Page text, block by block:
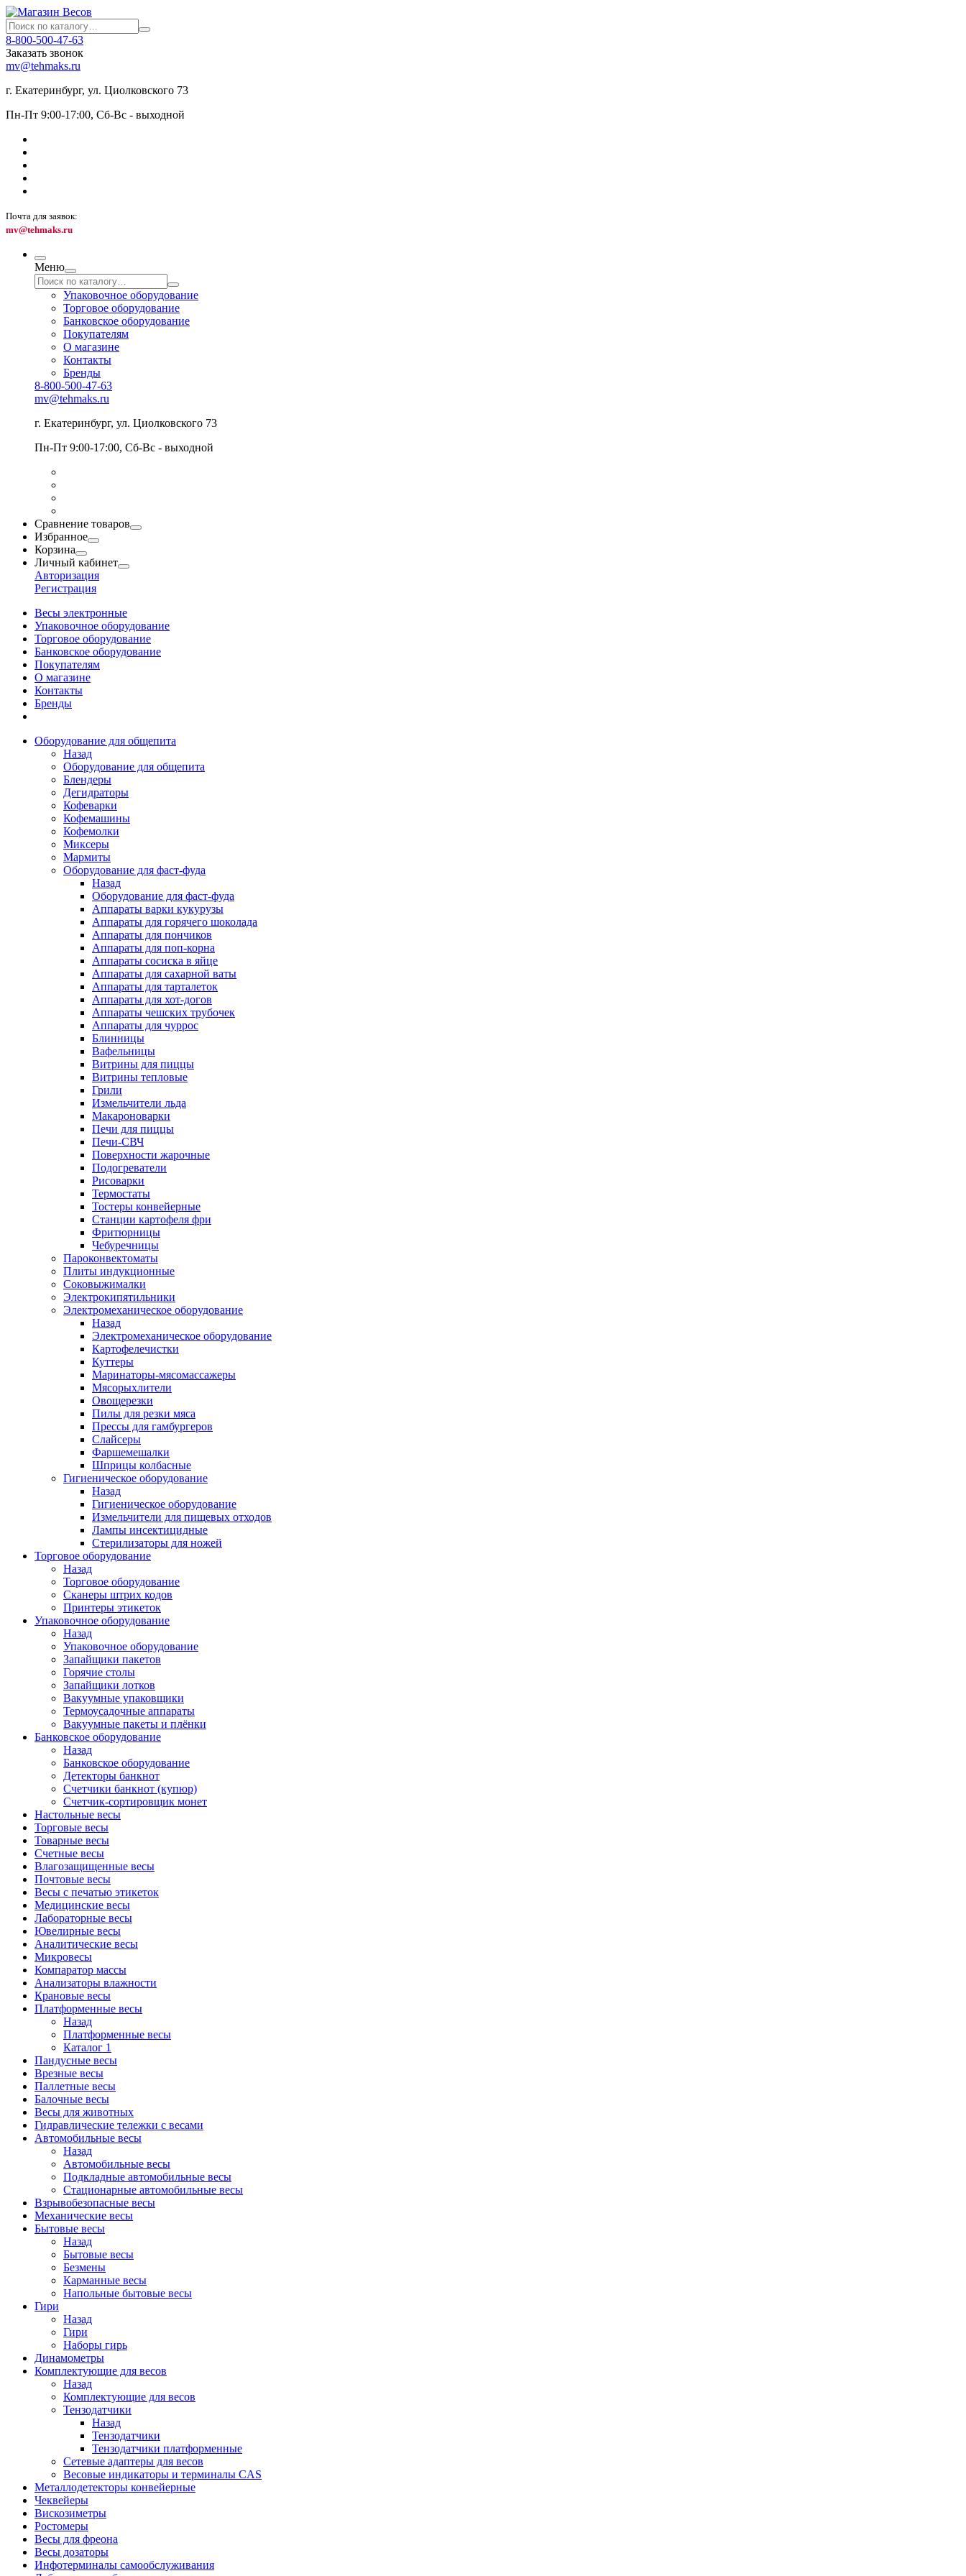
8-800-500-47-63
Заказать звонок
mv@tehmaks.ru
г. Екатеринбург, ул. Циолковского 73
Пн-Пт 9:00-17:00, Сб-Вс - выходной
Почта для заявок:
mv@tehmaks.ru
Меню
Упаковочное оборудование
Торговое оборудование
Банковское оборудование
Покупателям
О магазине
Контакты
Бренды
8-800-500-47-63
mv@tehmaks.ru
г. Екатеринбург, ул. Циолковского 73
Пн-Пт 9:00-17:00, Сб-Вс - выходной
Сравнение товаров
Избранное
Корзина
Личный кабинет
Авторизация
Регистрация
Весы электронные
Упаковочное оборудование
Торговое оборудование
Банковское оборудование
Покупателям
О магазине
Контакты
Бренды
Оборудование для общепита
Назад
Оборудование для общепита
Блендеры
Дегидраторы
Кофеварки
Кофемашины
Кофемолки
Миксеры
Мармиты
Оборудование для фаст-фуда
Назад
Оборудование для фаст-фуда
Аппараты варки кукурузы
Аппараты для горячего шоколада
Аппараты для пончиков
Аппараты для поп-корна
Аппараты сосиска в яйце
Аппараты для сахарной ваты
Аппараты для тарталеток
Аппараты для хот-догов
Аппараты чешских трубочек
Аппараты для чуррос
Блинницы
Вафельницы
Витрины для пиццы
Витрины тепловые
Грили
Измельчители льда
Макароноварки
Печи для пиццы
Печи-СВЧ
Поверхности жарочные
Подогреватели
Рисоварки
Термостаты
Тостеры конвейерные
Станции картофеля фри
Фритюрницы
Чебуречницы
Пароконвектоматы
Плиты индукционные
Соковыжималки
Электрокипятильники
Электромеханическое оборудование
Назад
Электромеханическое оборудование
Картофелечистки
Куттеры
Маринаторы-мясомассажеры
Мясорыхлители
Овощерезки
Пилы для резки мяса
Прессы для гамбургеров
Слайсеры
Фаршемешалки
Шприцы колбасные
Гигиеническое оборудование
Назад
Гигиеническое оборудование
Измельчители для пищевых отходов
Лампы инсектицидные
Стерилизаторы для ножей
Торговое оборудование
Назад
Торговое оборудование
Сканеры штрих кодов
Принтеры этикеток
Упаковочное оборудование
Назад
Упаковочное оборудование
Запайщики пакетов
Горячие столы
Запайщики лотков
Вакуумные упаковщики
Термоусадочные аппараты
Вакуумные пакеты и плёнки
Банковское оборудование
Назад
Банковское оборудование
Детекторы банкнот
Cчетчики банкнот (купюр)
Счетчик-сортировщик монет
Настольные весы
Торговые весы
Товарные весы
Счетные весы
Влагозащищенные весы
Почтовые весы
Весы с печатью этикеток
Медицинские весы
Лабораторные весы
Ювелирные весы
Аналитические весы
Микровесы
Компаратор массы
Анализаторы влажности
Крановые весы
Платформенные весы
Назад
Платформенные весы
Каталог 1
Пандусные весы
Врезные весы
Паллетные весы
Балочные весы
Весы для животных
Гидравлические тележки с весами
Автомобильные весы
Назад
Автомобильные весы
Подкладные автомобильные весы
Стационарные автомобильные весы
Взрывобезопасные весы
Механические весы
Бытовые весы
Назад
Бытовые весы
Безмены
Карманные весы
Напольные бытовые весы
Гири
Назад
Гири
Наборы гирь
Динамометры
Комплектующие для весов
Назад
Комплектующие для весов
Тензодатчики
Назад
Тензодатчики
Тензодатчики платформенные
Сетевые адаптеры для весов
Весовые индикаторы и терминалы CAS
Металлодетекторы конвейерные
Чеквейеры
Вискозиметры
Ростомеры
Весы для фреона
Весы дозаторы
Инфотерминалы самообслуживания